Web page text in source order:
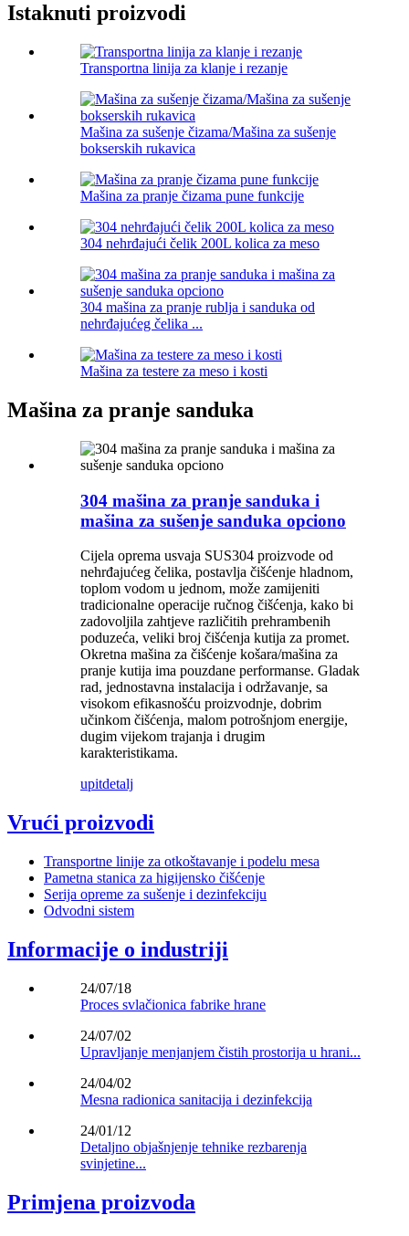
Istaknuti proizvodi
Transportna linija za klanje i rezanje
Mašina za sušenje čizama/Mašina za sušenje
bokserskih rukavica
Mašina za pranje čizama pune funkcije
304 nehrđajući čelik 200L kolica za meso
304 mašina za pranje rublja i sanduka od
nehrđajućeg čelika ...
Mašina za testere za meso i kosti
Mašina za pranje sanduka
304 mašina za pranje sanduka i
mašina za sušenje sanduka opciono
Cijela oprema usvaja SUS304 proizvode od
nehrđajućeg čelika, postavlja čišćenje hladnom,
toplom vodom u jednom, može zamijeniti
tradicionalne operacije ručnog čišćenja, kako bi
zadovoljila zahtjeve različitih prehrambenih
poduzeća, veliki broj čišćenja kutija za promet.
Okretna mašina za čišćenje košara/mašina za
pranje kutija ima pouzdane performanse. Gladak
rad, jednostavna instalacija i održavanje, sa
visokom efikasnošću proizvodnje, dobrim
učinkom čišćenja, malom potrošnjom energije,
dugim vijekom trajanja i drugim
karakteristikama.
upitdetalj
Vrući proizvodi
Transportne linije za otkoštavanje i podelu mesa
Pametna stanica za higijensko čišćenje
Serija opreme za sušenje i dezinfekciju
Odvodni sistem
Informacije o industriji
24/07/18
Proces svlačionica fabrike hrane
24/07/02
Upravljanje menjanjem čistih prostorija u hrani...
24/04/02
Mesna radionica sanitacija i dezinfekcija
24/01/12
Detaljno objašnjenje tehnike rezbarenja
svinjetine...
Primjena proizvoda